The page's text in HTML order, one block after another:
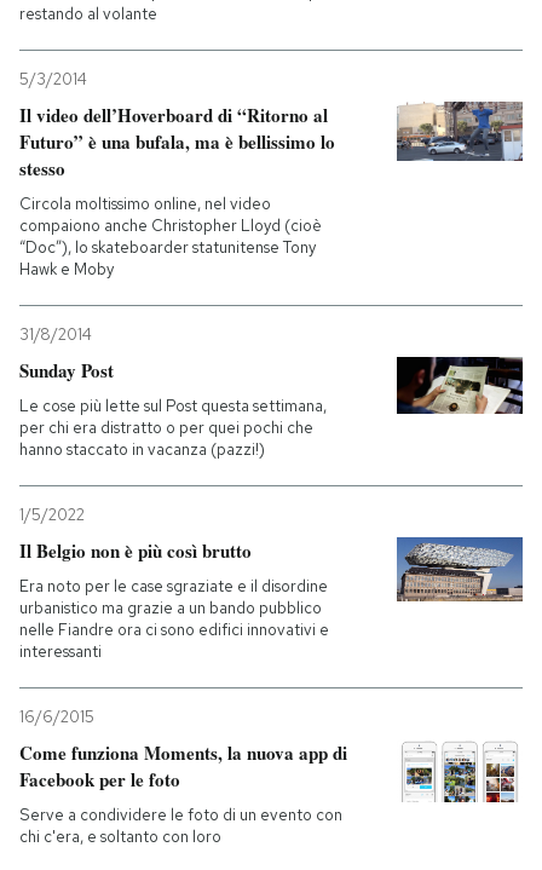
restando al volante
5/3/2014
Il video dell’Hoverboard di “Ritorno al
Futuro” è una bufala, ma è bellissimo lo
stesso
Circola moltissimo online, nel video
compaiono anche Christopher Lloyd (cioè
“Doc”), lo skateboarder statunitense Tony
Hawk e Moby
31/8/2014
Sunday Post
Le cose più lette sul Post questa settimana,
per chi era distratto o per quei pochi che
hanno staccato in vacanza (pazzi!)
1/5/2022
Il Belgio non è più così brutto
Era noto per le case sgraziate e il disordine
urbanistico ma grazie a un bando pubblico
nelle Fiandre ora ci sono edifici innovativi e
interessanti
16/6/2015
Come funziona Moments, la nuova app di
Facebook per le foto
Serve a condividere le foto di un evento con
chi c'era, e soltanto con loro